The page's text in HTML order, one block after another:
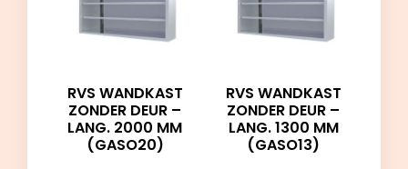
RVS WANDKAST
ZONDER DEUR –
LANG. 2000 MM
(GASO20)
RVS WANDKAST
ZONDER DEUR –
LANG. 1300 MM
(GASO13)